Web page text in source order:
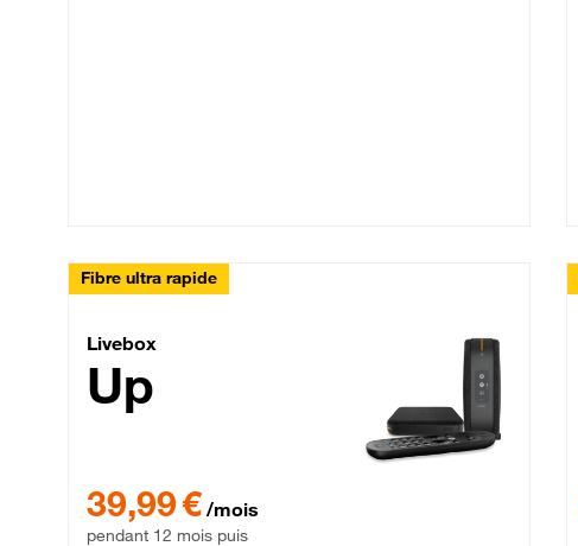
Fibre ultra rapide
Livebox Up Fibre
Livebox
Up
39,99 € /mois
pendant 12 mois puis